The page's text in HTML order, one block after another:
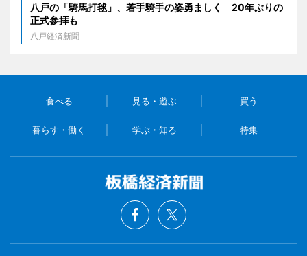
八戸の「騎馬打毬」、若手騎手の姿勇ましく 20年ぶりの
正式参拝も
八戸経済新聞
食べる 見る・遊ぶ 買う
暮らす・働く 学ぶ・知る 特集